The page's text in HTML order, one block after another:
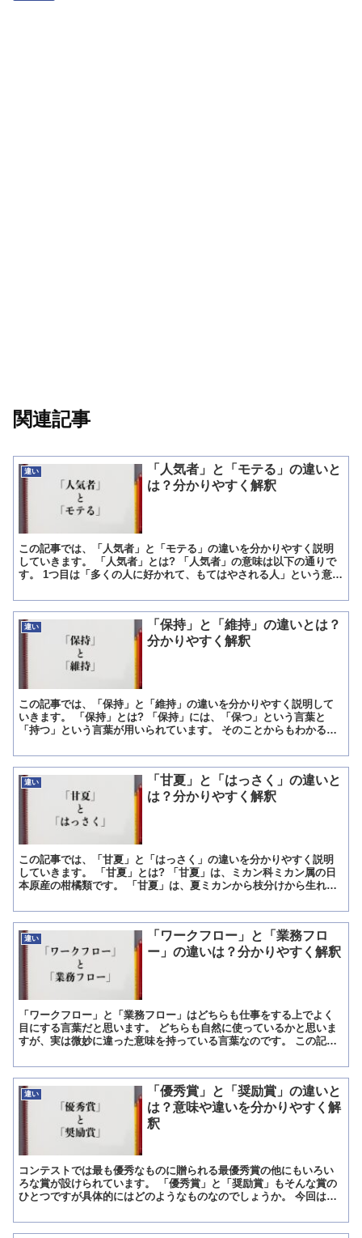
関連記事
違い
「人気者」と「モテる」の違いと
は？分かりやすく解釈
この記事では、「人気者」と「モテる」の違いを分かりやすく説明
していきます。 「人気者」とは? 「人気者」の意味は以下の通りで
す。 1つ目は「多くの人に好かれて、もてはやされる人」という意味
違い
「保持」と「維持」の違いとは？
分かりやすく解釈
この記事では、「保持」と「維持」の違いを分かりやすく説明して
いきます。 「保持」とは? 「保持」には、「保つ」という言葉と
「持つ」という言葉が用いられています。 そのことからもわかるよ
違い
「甘夏」と「はっさく」の違いと
は？分かりやすく解釈
この記事では、「甘夏」と「はっさく」の違いを分かりやすく説明
していきます。 「甘夏」とは? 「甘夏」は、ミカン科ミカン属の日
本原産の柑橘類です。 「甘夏」は、夏ミカンから枝分けから生れた
違い
「ワークフロー」と「業務フロ
ー」の違いは？分かりやすく解釈
「ワークフロー」と「業務フロー」はどちらも仕事をする上でよく
目にする言葉だと思います。 どちらも自然に使っているかと思いま
すが、実は微妙に違った意味を持っている言葉なのです。 この記事
違い
「優秀賞」と「奨励賞」の違いと
は？意味や違いを分かりやすく解
釈
コンテストでは最も優秀なものに贈られる最優秀賞の他にもいろい
ろな賞が設けられています。 「優秀賞」と「奨励賞」もそんな賞の
ひとつですが具体的にはどのようなものなのでしょうか。 今回は、